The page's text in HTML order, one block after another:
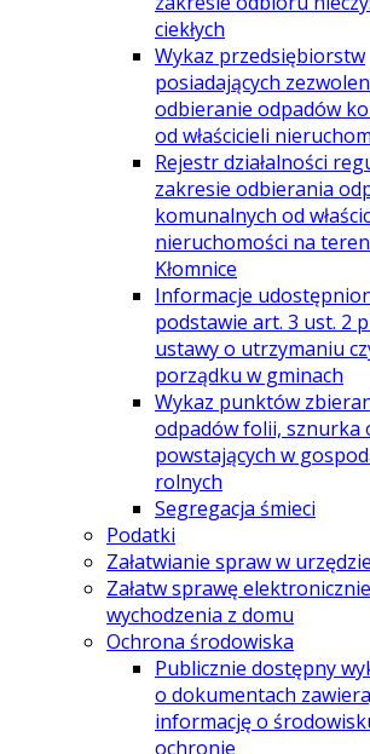
ciekłych
Wykaz przedsiębiorstw
posiadających
odbieranie odpadów
od właścicieli
Rejestr działalności
zakresie odbierania
komunalnych od
nieruchomości na
Kłomnice
Informacje
podstawie art. 3 ust. 2
ustawy o utrzymaniu
porządku w gminach
Wykaz punktów
odpadów folii, sznurka
powstających w
rolnych
Segregacja śmieci
Podatki
Załatwianie spraw w urzędzie
Załatw sprawę
wychodzenia z domu
Ochrona środowiska
Publicznie dostępny
o dokumentach
informację o
ochronie